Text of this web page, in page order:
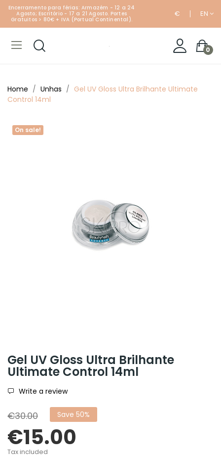
Encerramento para férias: Armazém - 12 a 24
Agosto; Escritório - 17 a 21 Agosto. Portes
Gratuitos > 80€ + IVA (Portual Continental).
€ EN
0
Home Unhas
Gel UV Gloss Ultra Brilhante Ultimate
Control 14ml
On sale!
Gel UV Gloss Ultra Brilhante
Ultimate Control 14ml
Write a review
€30.00 Save 50%
€15.00
Tax included